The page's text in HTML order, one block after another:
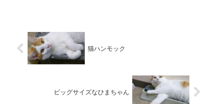
猫ハンモック
ビッグサイズなひまちゃん